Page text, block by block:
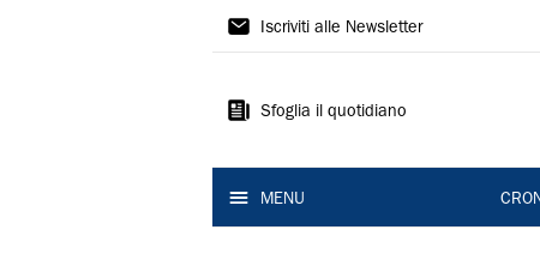
Gazzetta
Modena
Iscriviti alle Newsletter
Sfoglia il quotidiano
MENU